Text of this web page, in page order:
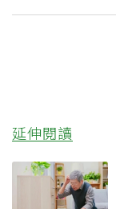
延伸閱讀